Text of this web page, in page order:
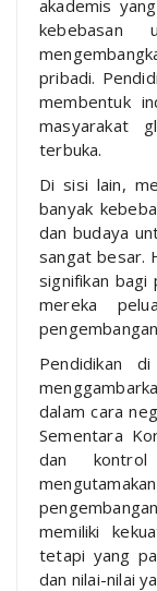
akademis
kebebasan
pribadi.
membentuk
masyarakat
terbuka.
Di sisi lain,
banyak
dan budaya
sangat besar.
signifikan bagi
mereka
Pendidikan
dalam cara
Sementara
dan
memiliki
tetapi yang
dan nilai-nilai